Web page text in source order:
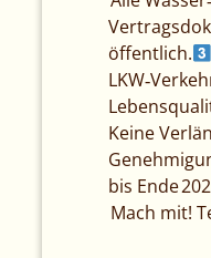
öffentlich.
Keine
bis Ende
Mach mit!